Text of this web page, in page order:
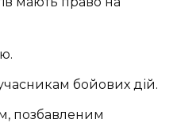
бойових дій.
позбавленим